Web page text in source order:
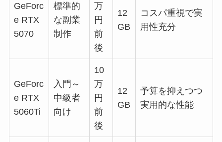
GeForc
e RTX
5070
標準的
な副業
制作
万
円
前
後
12
GB
コスパ重視で実
用性充分
GeForc
e RTX
5060Ti
入門～
中級者
向け
10
万
円
前
後
12
GB
予算を抑えつつ
実用的な性能